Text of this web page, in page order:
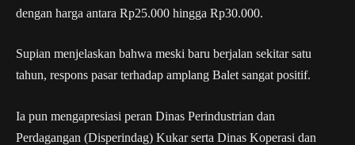
dengan harga antara Rp25.000 hingga Rp30.000.
Supian menjelaskan bahwa meski baru berjalan sekitar satu
tahun, respons pasar terhadap amplang Balet sangat positif.
Ia pun mengapresiasi peran Dinas Perindustrian dan
Perdagangan (Disperindag) Kukar serta Dinas Koperasi dan